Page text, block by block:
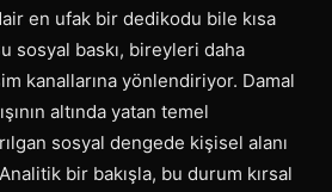
en ufak bir dedikodu bile kısa
sosyal baskı, bireyleri daha
kanallarına yönlendiriyor. Damal
altında yatan temel
sosyal dengede kişisel alanı
bir bakışla, bu durum kırsal